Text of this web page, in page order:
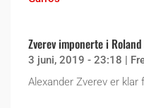
Zverev imponerte i
3 juni, 2019 - 23:18 |
Alexander Zverev er klar